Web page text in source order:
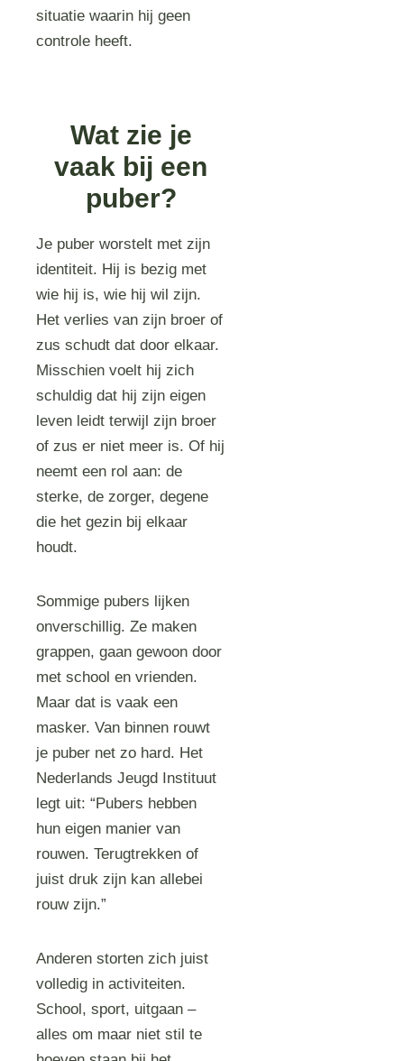
situatie waarin hij geen
controle heeft.
Wat zie je
vaak bij een
puber?
Je puber worstelt met zijn
identiteit. Hij is bezig met
wie hij is, wie hij wil zijn.
Het verlies van zijn broer of
zus schudt dat door elkaar.
Misschien voelt hij zich
schuldig dat hij zijn eigen
leven leidt terwijl zijn broer
of zus er niet meer is. Of hij
neemt een rol aan: de
sterke, de zorger, degene
die het gezin bij elkaar
houdt.
Sommige pubers lijken
onverschillig. Ze maken
grappen, gaan gewoon door
met school en vrienden.
Maar dat is vaak een
masker. Van binnen rouwt
je puber net zo hard. Het
Nederlands Jeugd Instituut
legt uit: “Pubers hebben
hun eigen manier van
rouwen. Terugtrekken of
juist druk zijn kan allebei
rouw zijn.”
Anderen storten zich juist
volledig in activiteiten.
School, sport, uitgaan –
alles om maar niet stil te